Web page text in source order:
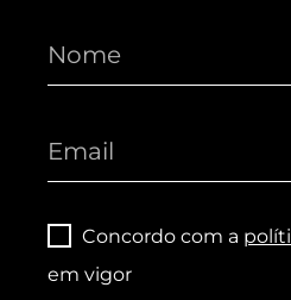
Concordo com a
em vigor